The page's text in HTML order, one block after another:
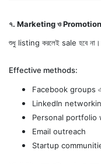
৭. Marketing ও
শুধু listing করলেই sale হবে
Effective methods:
Facebook groups
LinkedIn
Personal portfolio
Email outreach
Startup